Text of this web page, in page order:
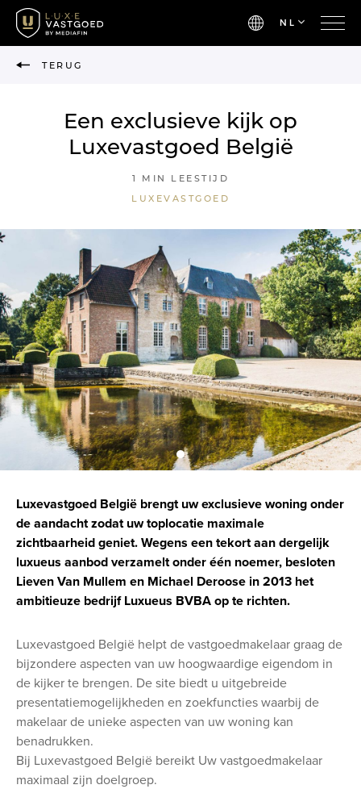
NL
TERUG
Een exclusieve kijk op
Luxevastgoed België
1 MIN LEESTIJD
LUXEVASTGOED
Luxevastgoed België brengt uw exclusieve woning onder
de aandacht zodat uw toplocatie maximale
zichtbaarheid geniet. Wegens een tekort aan dergelijk
luxueus aanbod verzamelt onder één noemer, besloten
Lieven Van Mullem en Michael Deroose in 2013 het
ambitieuze bedrijf Luxueus BVBA op te richten.
Luxevastgoed België helpt de vastgoedmakelaar graag de
bijzondere aspecten van uw hoogwaardige eigendom in
de kijker te brengen. De site biedt u uitgebreide
presentatiemogelijkheden en zoekfuncties waarbij de
makelaar de unieke aspecten van uw woning kan
benadrukken.
Bij Luxevastgoed België bereikt Uw vastgoedmakelaar
maximaal zijn doelgroep.